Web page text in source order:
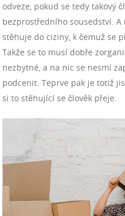
odveze, pokud se tedy takový
bezprostředního sousedství.
stěhuje do ciziny, k čemuž se
Takže se to musí dobře
nezbytné, a na nic se nesmí
podcenit. Teprve pak je totiž
si to stěhující se člověk přeje.